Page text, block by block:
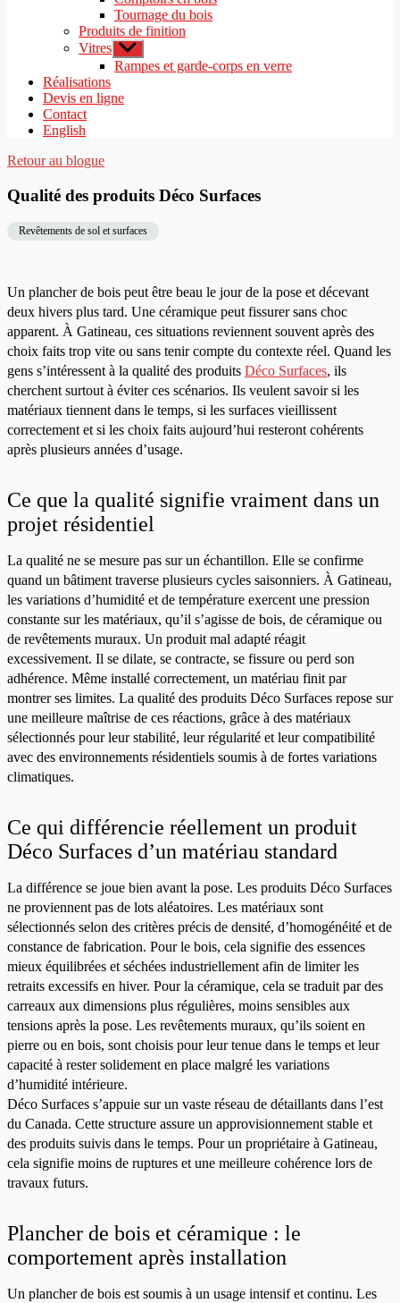
Tournage du bois
Produits de finition
Vitres Afficher
le
sous-
Rampes et garde-corps en verre
Réalisations
Devis en ligne
Contact
English
Retour au blogue
Qualité des produits Déco Surfaces
Revêtements de sol et surfaces
Un plancher de bois peut être beau le jour de la pose et décevant
deux hivers plus tard. Une céramique peut fissurer sans choc
apparent. À Gatineau, ces situations reviennent souvent après des
choix faits trop vite ou sans tenir compte du contexte réel. Quand les
gens s’intéressent à la qualité des produits Déco Surfaces, ils
cherchent surtout à éviter ces scénarios. Ils veulent savoir si les
matériaux tiennent dans le temps, si les surfaces vieillissent
correctement et si les choix faits aujourd’hui resteront cohérents
après plusieurs années d’usage.
Ce que la qualité signifie vraiment dans un
projet résidentiel
La qualité ne se mesure pas sur un échantillon. Elle se confirme
quand un bâtiment traverse plusieurs cycles saisonniers. À Gatineau,
les variations d’humidité et de température exercent une pression
constante sur les matériaux, qu’il s’agisse de bois, de céramique ou
de revêtements muraux. Un produit mal adapté réagit
excessivement. Il se dilate, se contracte, se fissure ou perd son
adhérence. Même installé correctement, un matériau finit par
montrer ses limites. La qualité des produits Déco Surfaces repose sur
une meilleure maîtrise de ces réactions, grâce à des matériaux
sélectionnés pour leur stabilité, leur régularité et leur compatibilité
avec des environnements résidentiels soumis à de fortes variations
climatiques.
Ce qui différencie réellement un produit
Déco Surfaces d’un matériau standard
La différence se joue bien avant la pose. Les produits Déco Surfaces
ne proviennent pas de lots aléatoires. Les matériaux sont
sélectionnés selon des critères précis de densité, d’homogénéité et de
constance de fabrication. Pour le bois, cela signifie des essences
mieux équilibrées et séchées industriellement afin de limiter les
retraits excessifs en hiver. Pour la céramique, cela se traduit par des
carreaux aux dimensions plus régulières, moins sensibles aux
tensions après la pose. Les revêtements muraux, qu’ils soient en
pierre ou en bois, sont choisis pour leur tenue dans le temps et leur
capacité à rester solidement en place malgré les variations
d’humidité intérieure.
Déco Surfaces s’appuie sur un vaste réseau de détaillants dans l’est
du Canada. Cette structure assure un approvisionnement stable et
des produits suivis dans le temps. Pour un propriétaire à Gatineau,
cela signifie moins de ruptures et une meilleure cohérence lors de
travaux futurs.
Plancher de bois et céramique : le
comportement après installation
Un plancher de bois est soumis à un usage intensif et continu. Les